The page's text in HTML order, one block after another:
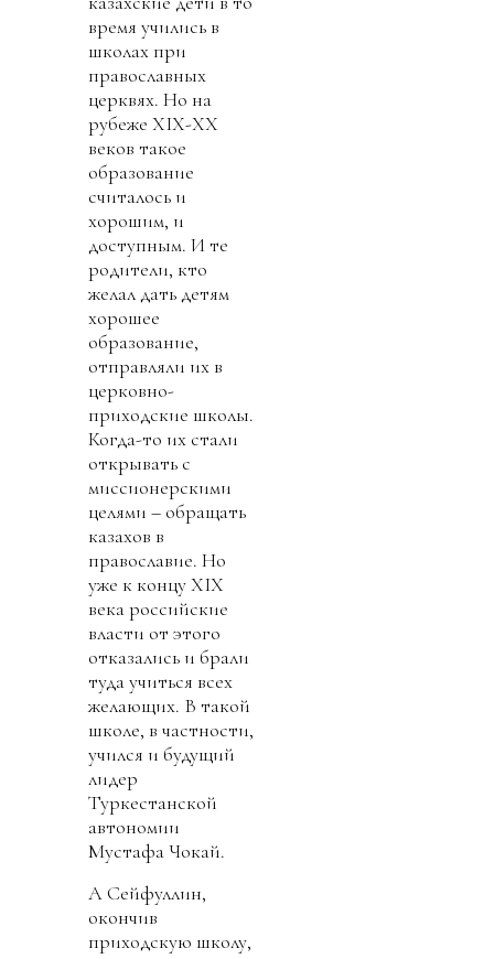
время учились в
школах при
православных
церквях. Но на
рубеже XIX-XX
веков такое
образование
считалось и
хорошим, и
доступным. И те
родители, кто
желал дать детям
хорошее
образование,
отправляли их в
церковно-
приходские школы.
Когда-то их стали
открывать с
миссионерскими
целями – обращать
казахов в
православие. Но
уже к концу XIX
века российские
власти от этого
отказались и брали
туда учиться всех
желающих. В такой
школе, в частности,
учился и будущий
лидер
Туркестанской
автономии
Мустафа Чокай.
А Сейфуллин,
окончив
приходскую школу,